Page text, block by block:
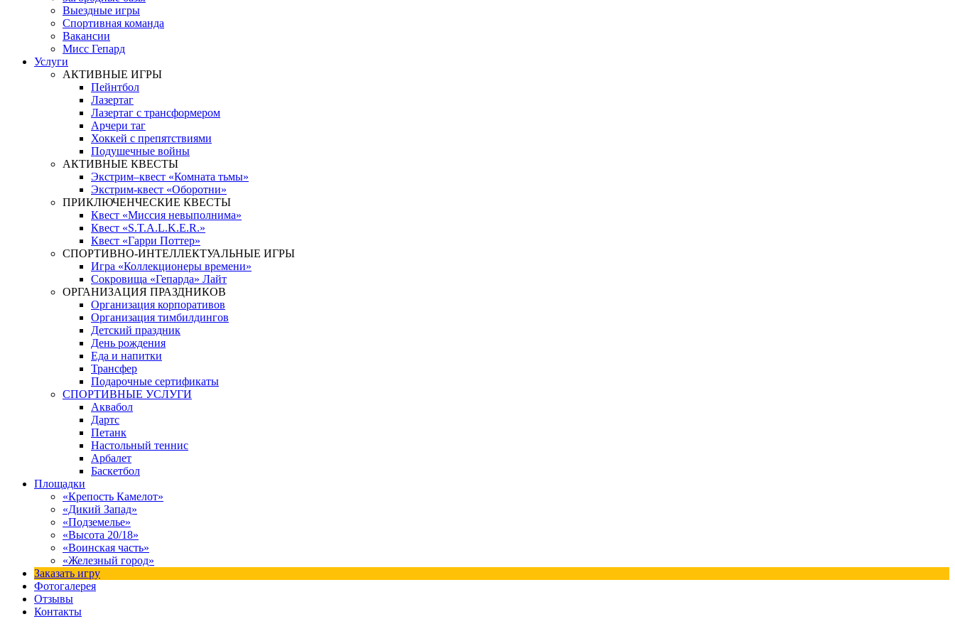
Выездные игры
Спортивная команда
Вакансии
Мисс Гепард
Услуги
АКТИВНЫЕ ИГРЫ
Пейнтбол
Лазертаг
Лазертаг с трансформером
Арчери таг
Хоккей с препятствиями
Подушечные войны
АКТИВНЫЕ КВЕСТЫ
Экстрим–квест «Комната тьмы»
Экстрим-квест «Оборотни»
ПРИКЛЮЧЕНЧЕСКИЕ КВЕСТЫ
Квест «Миссия невыполнима»
Квест «S.T.A.L.K.E.R.»
Квест «Гарри Поттер»
СПОРТИВНО-ИНТЕЛЛЕКТУАЛЬНЫЕ ИГРЫ
Игра «Коллекционеры времени»
Сокровища «Гепарда» Лайт
ОРГАНИЗАЦИЯ ПРАЗДНИКОВ
Организация корпоративов
Организация тимбилдингов
Детский праздник
День рождения
Еда и напитки
Трансфер
Подарочные сертификаты
СПОРТИВНЫЕ УСЛУГИ
Аквабол
Дартс
Петанк
Настольный теннис
Арбалет
Баскетбол
Площадки
«Крепость Камелот»
«Дикий Запад»
«Подземелье»
«Высота 20/18»
«Воинская часть»
«Железный город»
Заказать игру
Фотогалерея
Отзывы
Контакты